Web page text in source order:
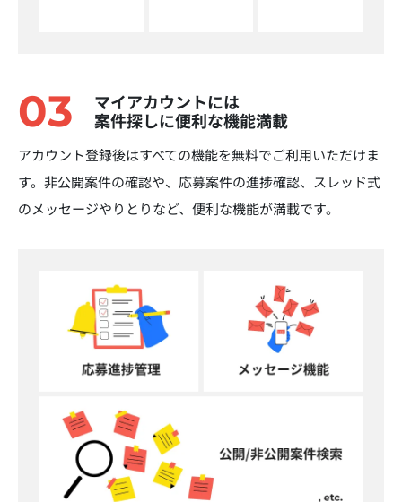
03
マイアカウントには
案件探しに便利な機能満載
アカウント登録後はすべての機能を無料でご利用いただけま
す。非公開案件の確認や、応募案件の進捗確認、スレッド式
のメッセージやりとりなど、便利な機能が満載です。